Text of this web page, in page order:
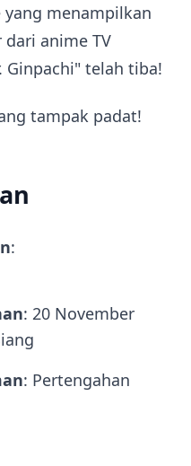
yang menampilkan
anime TV
Ginpachi" telah tiba!
tampak padat!
:
: 20 November
: Pertengahan